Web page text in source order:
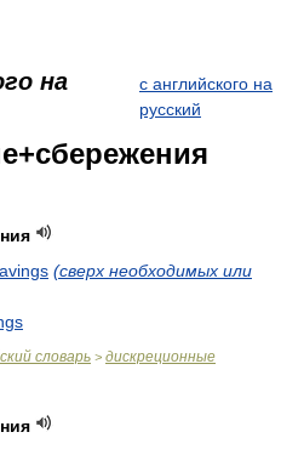
на
с английского на
русский
(сверх необходимых или
словарь > дискреционные